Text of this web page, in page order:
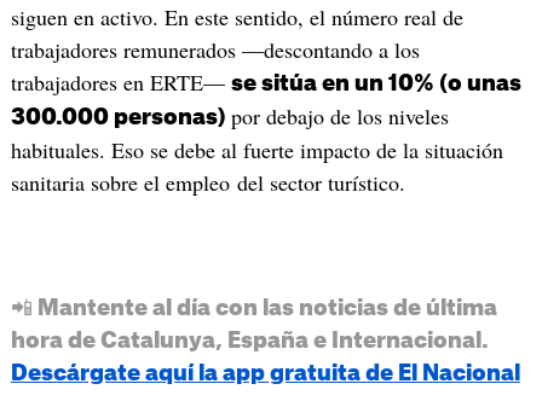
siguen en activo. En este sentido, el número real de
trabajadores remunerados —descontando a los
trabajadores en ERTE— se sitúa en un 10% (o unas
300.000 personas)por debajo de los niveles
habituales. Eso se debe al fuerte impacto de la situación
sanitaria sobre el empleo del sector turístico.
📲 Mantente al día con las noticias de última
hora de Catalunya, España e Internacional.
Descárgate aquí la app gratuita de El Nacional